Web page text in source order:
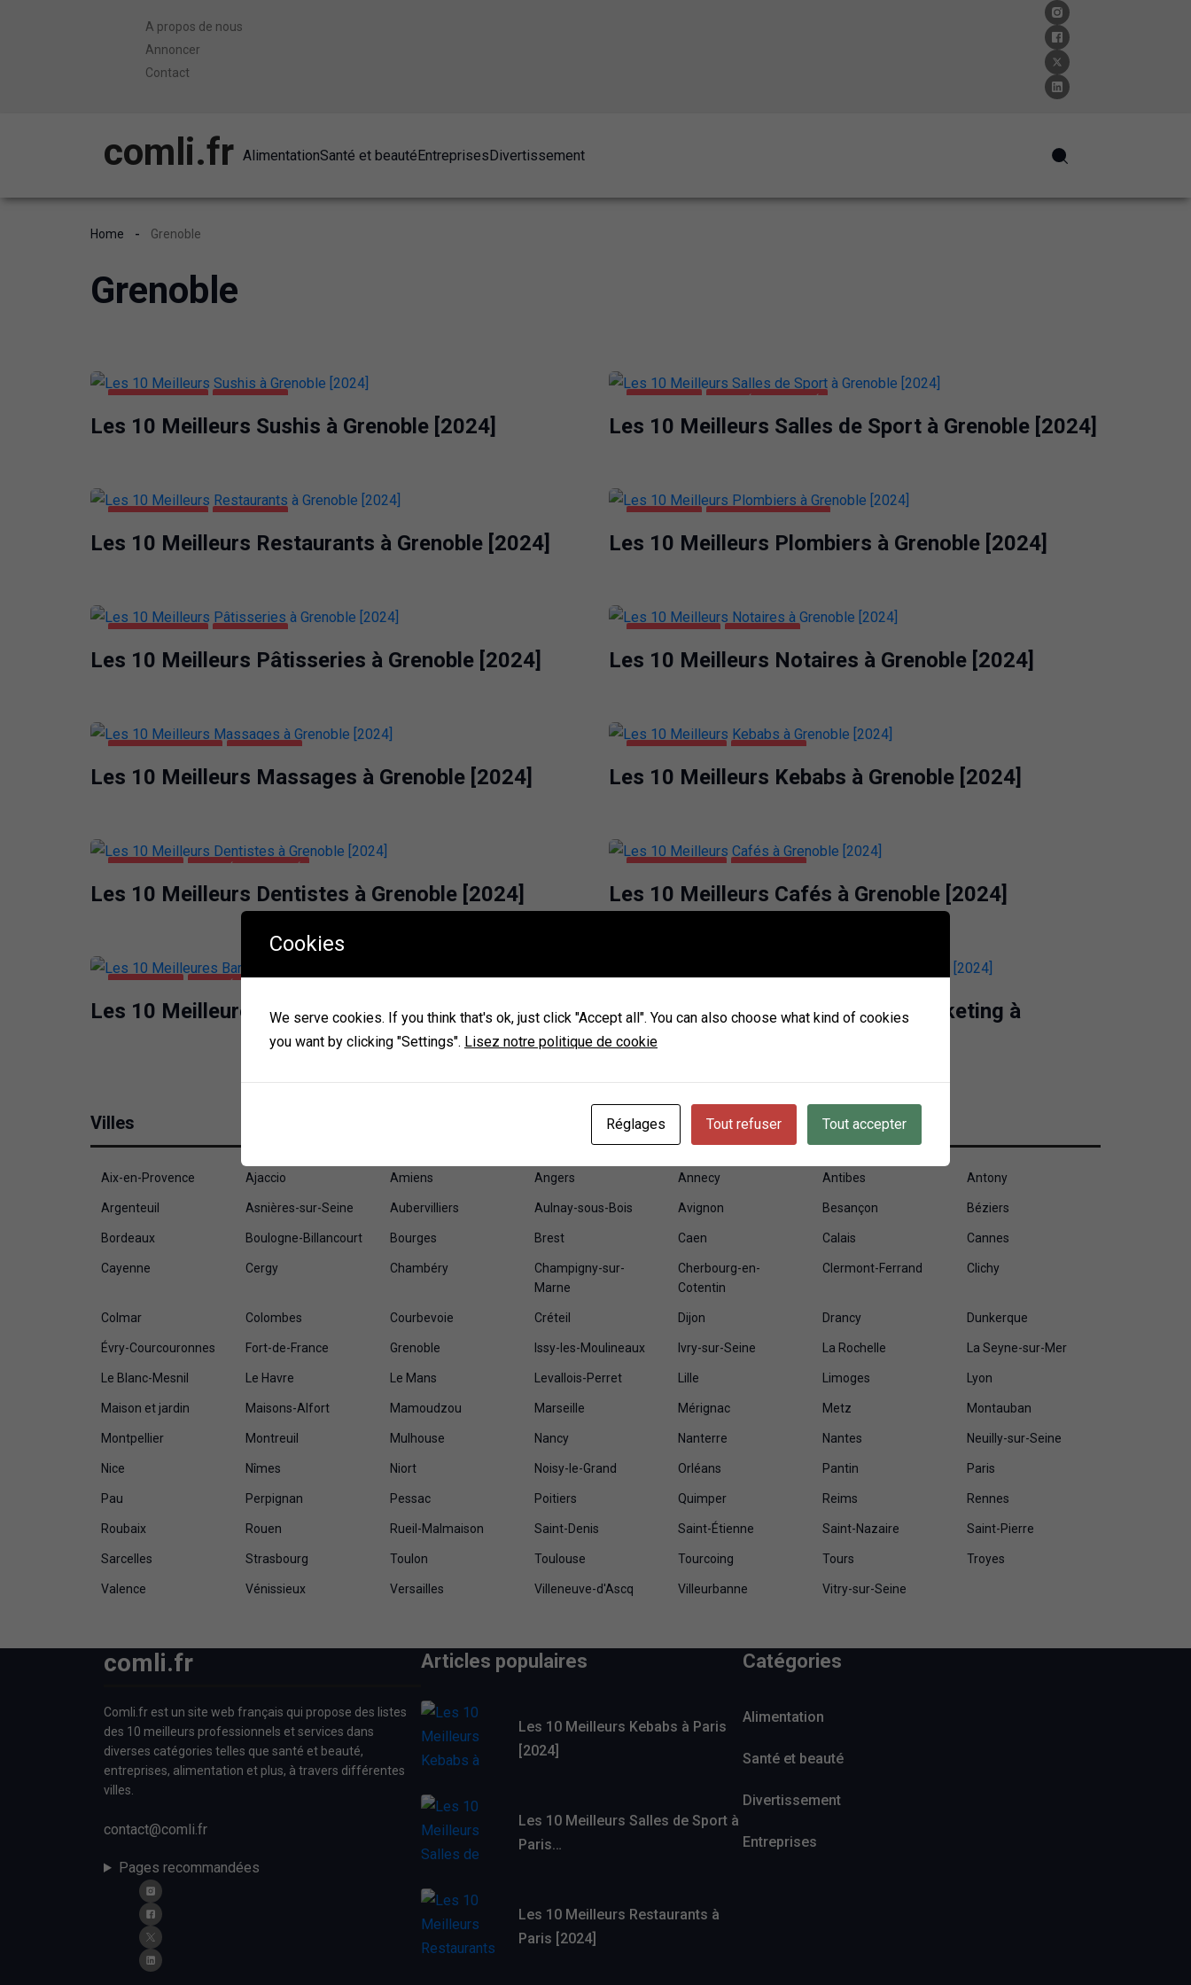
A propos de nous
Annoncer
Contact
comli.fr AlimentationSanté et beautéEntreprisesDivertissement
Home Grenoble
Grenoble
Les 10 Meilleurs Sushis à Grenoble [2024] Les 10 Meilleurs Salles de Sport à Grenoble [2024]
Les 10 Meilleurs Restaurants à Grenoble [2024] Les 10 Meilleurs Plombiers à Grenoble [2024]
Les 10 Meilleurs Pâtisseries à Grenoble [2024] Les 10 Meilleurs Notaires à Grenoble [2024]
Les 10 Meilleurs Massages à Grenoble [2024] Les 10 Meilleurs Kebabs à Grenoble [2024]
Les 10 Meilleurs Dentistes à Grenoble [2024] Les 10 Meilleurs Cafés à Grenoble [2024]
Les 10 Meilleures Barbiers à Grenoble [2024]
Les 10 Meilleures Agences de Marketing à
Grenoble [2024]
Villes
Aix-en-Provence Ajaccio Amiens Angers Annecy Antibes Antony
Argenteuil Asnières-sur-Seine Aubervilliers Aulnay-sous-Bois Avignon Besançon Béziers
Bordeaux Boulogne-Billancourt Bourges Brest Caen Calais Cannes
Cayenne Cergy Chambéry
Champigny-sur-
Marne
Cherbourg-en-
Cotentin
Clermont-Ferrand Clichy
Colmar Colombes Courbevoie Créteil Dijon Drancy Dunkerque
Évry-Courcouronnes Fort-de-France Grenoble Issy-les-Moulineaux Ivry-sur-Seine La Rochelle La Seyne-sur-Mer
Le Blanc-Mesnil Le Havre Le Mans Levallois-Perret Lille Limoges Lyon
Maison et jardin Maisons-Alfort Mamoudzou Marseille Mérignac Metz Montauban
Montpellier Montreuil Mulhouse Nancy Nanterre Nantes Neuilly-sur-Seine
Nice Nîmes Niort Noisy-le-Grand Orléans Pantin Paris
Pau Perpignan Pessac Poitiers Quimper Reims Rennes
Roubaix Rouen Rueil-Malmaison Saint-Denis Saint-Étienne Saint-Nazaire Saint-Pierre
Sarcelles Strasbourg Toulon Toulouse Tourcoing Tours Troyes
Valence Vénissieux Versailles Villeneuve-d'Ascq Villeurbanne Vitry-sur-Seine
comli.fr
Comli.fr est un site web français qui propose des listes
des 10 meilleurs professionnels et services dans
diverses catégories telles que santé et beauté,
entreprises, alimentation et plus, à travers différentes
villes.
contact@comli.fr
Pages recommandées
Articles populaires
Les 10 Meilleurs Kebabs à Paris
[2024]
Les 10 Meilleurs Salles de Sport à
Paris…
Les 10 Meilleurs Restaurants à
Paris [2024]
Catégories
Alimentation
Santé et beauté
Divertissement
Entreprises
Cookies
We serve cookies. If you think that's ok, just click "Accept all". You can also choose what kind of cookies
you want by clicking "Settings". Lisez notre politique de cookie
Réglages Tout refuser Tout accepter